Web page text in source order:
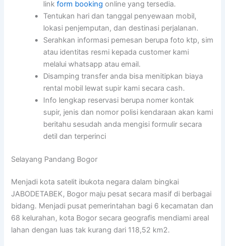
linkform booking online yang tersedia.
Tentukan hari dan tanggal penyewaan mobil,
lokasi penjemputan, dan destinasi perjalanan.
Serahkan informasi pemesan berupa foto ktp, sim
atau identitas resmi kepada customer kami
melalui whatsapp atau email.
Disamping transfer anda bisa menitipkan biaya
rental mobil lewat supir kami secara cash.
Info lengkap reservasi berupa nomer kontak
supir, jenis dan nomor polisi kendaraan akan kami
beritahu sesudah anda mengisi formulir secara
detil dan terperinci
Selayang Pandang Bogor
Menjadi kota satelit ibukota negara dalam bingkai
JABODETABEK, Bogor maju pesat secara masif di berbagai
bidang. Menjadi pusat pemerintahan bagi 6 kecamatan dan
68 kelurahan, kota Bogor secara geografis mendiami areal
lahan dengan luas tak kurang dari 118,52 km2.